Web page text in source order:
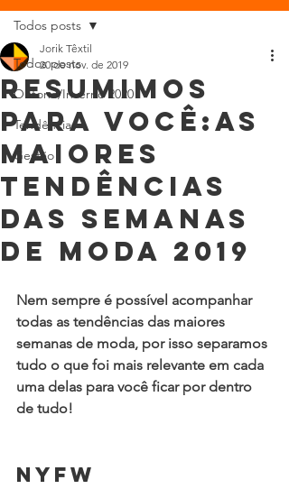
Todos posts
Outono/Inverno 2020
Tendências
Gestão
Todos posts
resumimos
para você:As
maiores
tendências
das semanas
de moda 2019
Jorik Têxtil
20 de nov. de 2019
Nem sempre é possível acompanhar
todas as tendências das maiores
semanas de moda, por isso separamos
tudo o que foi mais relevante em cada
uma delas para você ficar por dentro
de tudo!
NYFW